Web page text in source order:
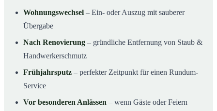
Wohnungswechsel – Ein- oder Auszug mit sauberer
Übergabe
Nach Renovierung – gründliche Entfernung von Staub &
Handwerkerschmutz
Frühjahrsputz – perfekter Zeitpunkt für einen Rundum-
Service
Vor besonderen Anlässen – wenn Gäste oder Feiern